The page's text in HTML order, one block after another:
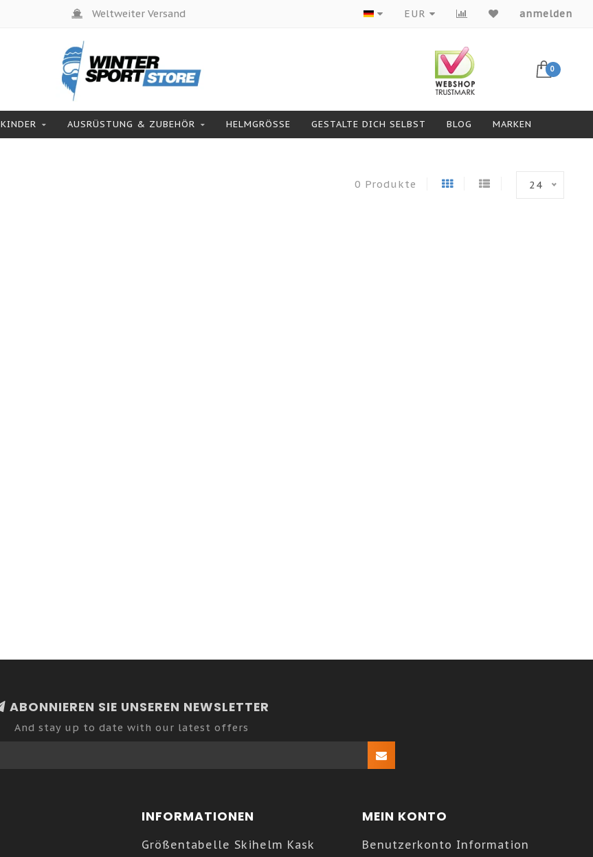
Weltweiter Versand Produkte von Top-Marken
EUR anmelden
0
KINDER AUSRÜSTUNG & ZUBEHÖR HELMGRÖSSE GESTALTE DICH SELBST BLOG MARKEN
0 Produkte 24
ABONNIEREN SIE UNSEREN NEWSLETTER
And stay up to date with our latest offers
INFORMATIONEN
Größentabelle Skihelm Kask
MEIN KONTO
Benutzerkonto Information